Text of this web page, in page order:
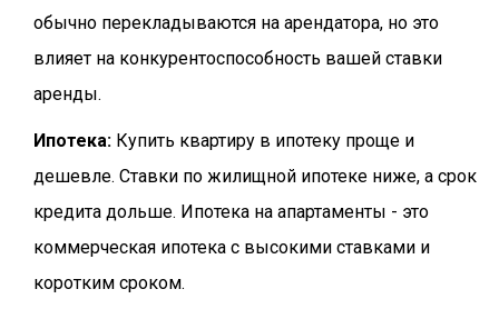
обычно перекладываются на арендатора, но это
влияет на конкурентоспособность вашей ставки
аренды.
Ипотека: Купить квартиру в ипотеку проще и
дешевле. Ставки по жилищной ипотеке ниже, а срок
кредита дольше. Ипотека на апартаменты - это
коммерческая ипотека с высокими ставками и
коротким сроком.